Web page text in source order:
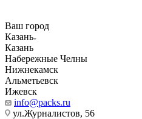
Ваш город
Казань
Казань
Набережные Челны
Нижнекамск
Альметьевск
Ижевск
info@packs.ru
ул.Журналистов, 56